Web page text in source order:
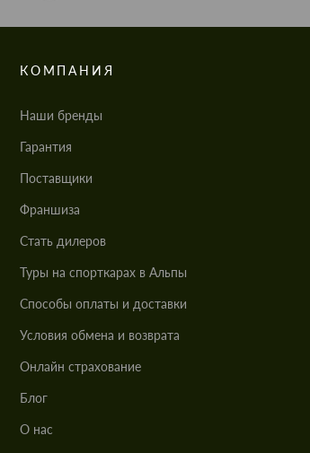
КОМПАНИЯ
Наши бренды
Гарантия
Поставщики
Франшиза
Стать дилеров
Туры на спорткарах в Альпы
Cпособы оплаты и доставки
Условия обмена и возврата
Онлайн страхование
Блог
О нас